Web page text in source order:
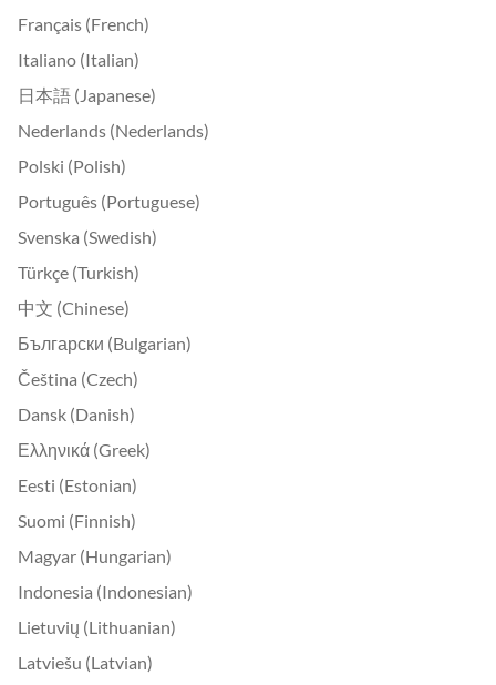
Français (French)
Italiano (Italian)
日本語 (Japanese)
Nederlands (Nederlands)
Polski (Polish)
Português (Portuguese)
Svenska (Swedish)
Türkçe (Turkish)
中文 (Chinese)
Български (Bulgarian)
Čeština (Czech)
Dansk (Danish)
Ελληνικά (Greek)
Eesti (Estonian)
Suomi (Finnish)
Magyar (Hungarian)
Indonesia (Indonesian)
Lietuvių (Lithuanian)
Latviešu (Latvian)